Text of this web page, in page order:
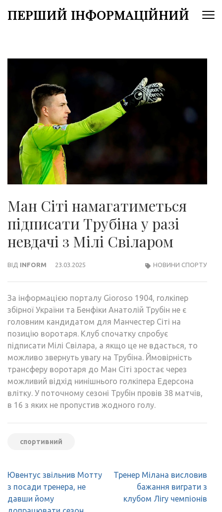
доПЕРШИЙ ІНФОРМАЦІЙНИЙ
Ман Сіті намагатиметься
підписати Трубіна у разі
невдачі з Мілі Свіларом
ВІД INFORM 23.03.2025 НОВИНИ СПОРТУ
За інформацією порталу Gioroso 1904, голкіпер
збірної України та Бенфіки Анатолій Трубін не є
головним кандидатом для Манчестер Сіті на
позицію воротаря. Клуб спочатку спробує
підписати Мілі Свілара, а якщо це не вдасться, то
можливо звернуть увагу на Трубіна. Ймовірність
трансферу воротаря до Ман Сіті зростає через
можливий відхід нинішнього голкіпера Едерсона
влітку. У поточному сезоні Трубін провів 38 матчів,
в 16 з яких не пропустив жодного голу.
спортивний
Навігація
записів
Ювентус звільнив Мотту
з посади тренера, не
давши йому
Тренер Мілана висловив
бажання виграти з
клубом Лігу чемпіонів